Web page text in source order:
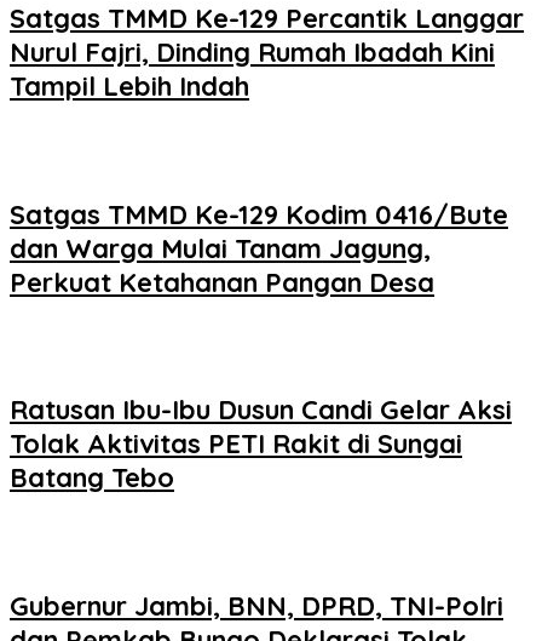
Satgas TMMD Ke-129 Percantik Langgar
Nurul Fajri, Dinding Rumah Ibadah Kini
Tampil Lebih Indah
Satgas TMMD Ke-129 Kodim 0416/Bute
dan Warga Mulai Tanam Jagung,
Perkuat Ketahanan Pangan Desa
Ratusan Ibu-Ibu Dusun Candi Gelar Aksi
Tolak Aktivitas PETI Rakit di Sungai
Batang Tebo
Gubernur Jambi, BNN, DPRD, TNI-Polri